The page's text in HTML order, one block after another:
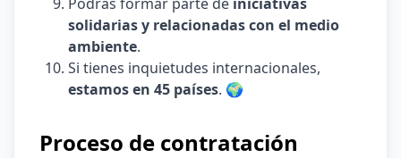
solidarias y relacionadas con el medio
ambiente.
Si tienes inquietudes internacionales,
estamos en 45 países. 🌍
Proceso de contratación